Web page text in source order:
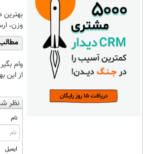
وزن،
وام
از این
نظر
نام
ایمیل